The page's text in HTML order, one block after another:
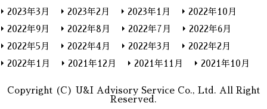
2023年3月
2023年2月 2023年1月
2022年10月
2022年9月
2022年8月 2022年7月
2022年6月
2022年5月
2022年4月 2022年3月
2022年2月
2022年1月
2021年12月 2021年11月 2021年10月
Copyright (C) U&I Advisory Service Co., Ltd. All Right
Reserved.